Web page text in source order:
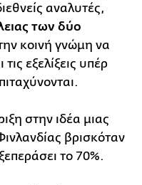
αναλυτές,
των δύο
κοινή γνώμη να
εξελίξεις υπέρ
στην ιδέα μιας
βρισκόταν
το 70%.